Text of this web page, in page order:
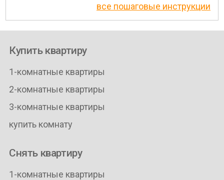
все пошаговые инструкции
Купить квартиру
1-комнатные квартиры
2-комнатные квартиры
3-комнатные квартиры
купить комнату
Снять квартиру
1-комнатные квартиры